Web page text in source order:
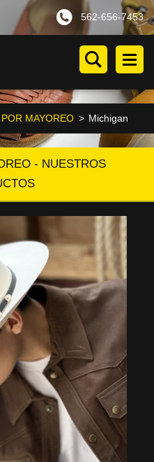
562-656-7453
MAYOREO > Michigan
- NUESTROS